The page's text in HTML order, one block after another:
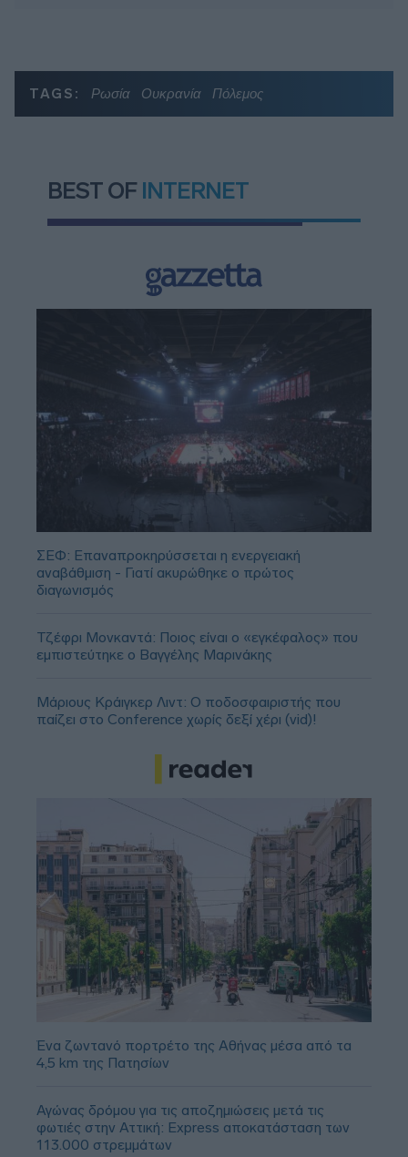
TAGS: Ρωσία Ουκρανία Πόλεμος
BEST OF INTERNET
ΣΕΦ: Επαναπροκηρύσσεται η ενεργειακή
αναβάθμιση - Γιατί ακυρώθηκε ο πρώτος
διαγωνισμός
Τζέφρι Μονκαντά: Ποιος είναι ο «εγκέφαλος» που
εμπιστεύτηκε ο Βαγγέλης Μαρινάκης
Μάριους Κράιγκερ Λιντ: Ο ποδοσφαιριστής που
παίζει στο Conference χωρίς δεξί χέρι (vid)!
Ένα ζωντανό πορτρέτο της Αθήνας μέσα από τα
4,5 km της Πατησίων
Αγώνας δρόμου για τις αποζημιώσεις μετά τις
φωτιές στην Αττική: Express αποκατάσταση των
113.000 στρεμμάτων